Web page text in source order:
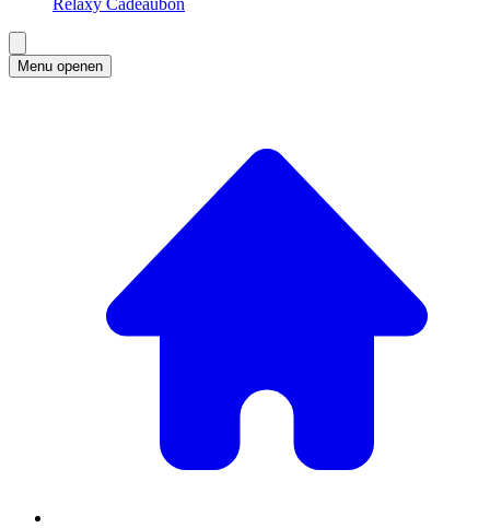
Relaxy Cadeaubon
Menu openen